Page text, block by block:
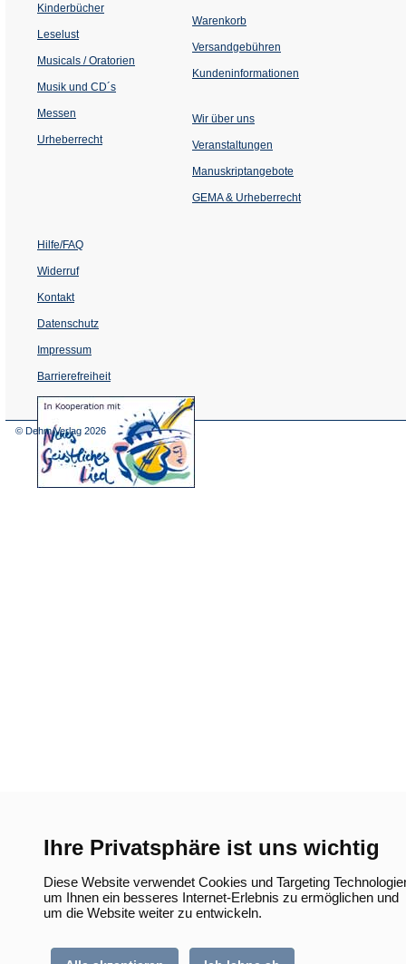
Ihre Privatsphäre ist uns wichtig
Diese Website verwendet Cookies und Targeting
um Ihnen ein besseres Internet-Erlebnis zu ermöglichen und
um die Website weiter zu entwickeln.
Kinderbücher
Leselust
Musicals / Oratorien
Musik und CD´s
Messen
Urheberrecht
Warenkorb
Versandgebühren
Kundeninformationen
Wir über uns
Veranstaltungen
einem
Tab)
Manuskriptangebote
GEMA & Urheberrecht
Hilfe/FAQ
Widerruf
Kontakt
Datenschutz
Impressum
Barrierefreiheit
(Öffnet
in
© Dehm Verlag 2026